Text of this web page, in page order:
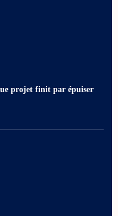
projet finit par épuiser